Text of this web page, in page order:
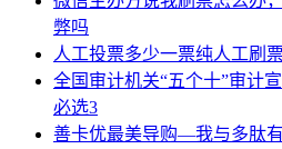
弊吗
人工投票多少一票纯人工刷
全国审计机关“五个十”审计
必选3
善卡优最美导购—我与多肽